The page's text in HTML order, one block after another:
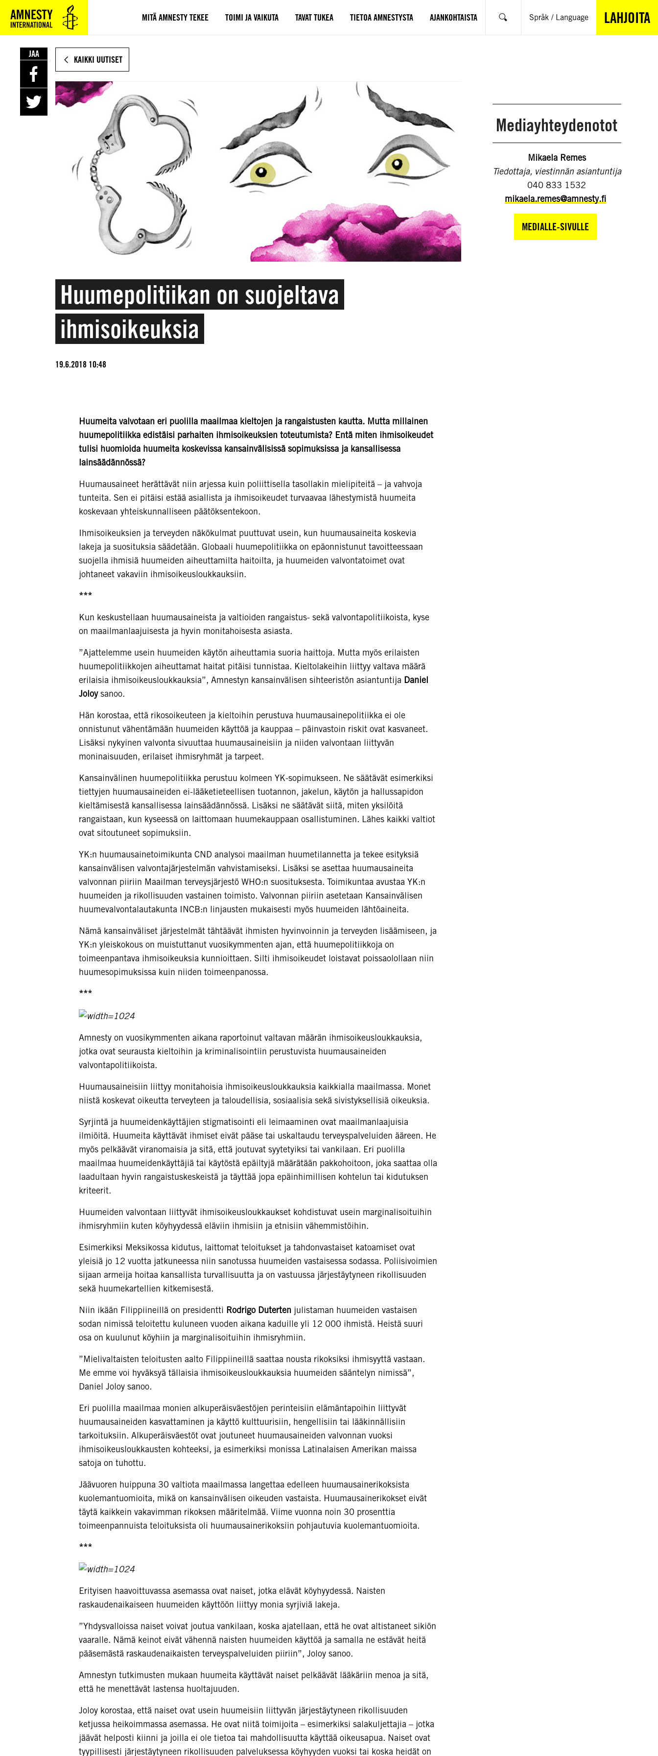
VARSINAISEEN
SISÄLTÖÖN
MITÄ AMNESTY TEKEE TOIMI JA VAIKUTA TAVAT TUKEA TIETOA AMNESTYSTA AJANKOHTAISTA Hae Språk / Language LAHJOITA
KAIKKI UUTISET
Huumepolitiikan on suojeltava
ihmisoikeuksia
19.6.2018 10:48
Huumeita valvotaan eri puolilla maailmaa kieltojen ja rangaistusten kautta. Mutta millainen
huumepolitiikka edistäisi parhaiten ihmisoikeuksien toteutumista? Entä miten ihmisoikeudet
tulisi huomioida huumeita koskevissa kansainvälisissä sopimuksissa ja kansallisessa
lainsäädännössä?
Huumausaineet herättävät niin arjessa kuin poliittisella tasollakin mielipiteitä – ja vahvoja
tunteita. Sen ei pitäisi estää asiallista ja ihmisoikeudet turvaavaa lähestymistä huumeita
koskevaan yhteiskunnalliseen päätöksentekoon.
Ihmisoikeuksien ja terveyden näkökulmat puuttuvat usein, kun huumausaineita koskevia
lakeja ja suosituksia säädetään. Globaali huumepolitiikka on epäonnistunut tavoitteessaan
suojella ihmisiä huumeiden aiheuttamilta haitoilta, ja huumeiden valvontatoimet ovat
johtaneet vakaviin ihmisoikeusloukkauksiin.
***
Kun keskustellaan huumausaineista ja valtioiden rangaistus- sekä valvontapolitiikoista, kyse
on maailmanlaajuisesta ja hyvin monitahoisesta asiasta.
”Ajattelemme usein huumeiden käytön aiheuttamia suoria haittoja. Mutta myös erilaisten
huumepolitiikkojen aiheuttamat haitat pitäisi tunnistaa. Kieltolakeihin liittyy valtava määrä
erilaisia ihmisoikeusloukkauksia”, Amnestyn kansainvälisen sihteeristön asiantuntija Daniel
Joloysanoo.
Hän korostaa, että rikosoikeuteen ja kieltoihin perustuva huumausainepolitiikka ei ole
onnistunut vähentämään huumeiden käyttöä ja kauppaa – päinvastoin riskit ovat kasvaneet.
Lisäksi nykyinen valvonta sivuuttaa huumausaineisiin ja niiden valvontaan liittyvän
moninaisuuden, erilaiset ihmisryhmät ja tarpeet.
Kansainvälinen huumepolitiikka perustuu kolmeen YK-sopimukseen. Ne säätävät esimerkiksi
tiettyjen huumausaineiden ei-lääketieteellisen tuotannon, jakelun, käytön ja hallussapidon
kieltämisestä kansallisessa lainsäädännössä. Lisäksi ne säätävät siitä, miten yksilöitä
rangaistaan, kun kyseessä on laittomaan huumekauppaan osallistuminen. Lähes kaikki valtiot
ovat sitoutuneet sopimuksiin.
YK:n huumausainetoimikunta CND analysoi maailman huumetilannetta ja tekee esityksiä
kansainvälisen valvontajärjestelmän vahvistamiseksi. Lisäksi se asettaa huumausaineita
valvonnan piiriin Maailman terveysjärjestö WHO:n suosituksesta. Toimikuntaa avustaa YK:n
huumeiden ja rikollisuuden vastainen toimisto. Valvonnan piiriin asetetaan Kansainvälisen
huumevalvontalautakunta INCB:n linjausten mukaisesti myös huumeiden lähtöaineita.
Nämä kansainväliset järjestelmät tähtäävät ihmisten hyvinvoinnin ja terveyden lisäämiseen, ja
YK:n yleiskokous on muistuttanut vuosikymmenten ajan, että huumepolitiikkoja on
toimeenpantava ihmisoikeuksia kunnioittaen. Silti ihmisoikeudet loistavat poissaolollaan niin
huumesopimuksissa kuin niiden toimeenpanossa.
***
Amnesty on vuosikymmenten aikana raportoinut valtavan määrän ihmisoikeusloukkauksia,
jotka ovat seurausta kieltoihin ja kriminalisointiin perustuvista huumausaineiden
valvontapolitiikoista.
Huumausaineisiin liittyy monitahoisia ihmisoikeusloukkauksia kaikkialla maailmassa. Monet
niistä koskevat oikeutta terveyteen ja taloudellisia, sosiaalisia sekä sivistyksellisiä oikeuksia.
Syrjintä ja huumeidenkäyttäjien stigmatisointi eli leimaaminen ovat maailmanlaajuisia
ilmiöitä. Huumeita käyttävät ihmiset eivät pääse tai uskaltaudu terveyspalveluiden ääreen. He
myös pelkäävät viranomaisia ja sitä, että joutuvat syytetyiksi tai vankilaan. Eri puolilla
maailmaa huumeidenkäyttäjiä tai käytöstä epäiltyjä määrätään pakkohoitoon, joka saattaa olla
laadultaan hyvin rangaistuskeskeistä ja täyttää jopa epäinhimillisen kohtelun tai kidutuksen
kriteerit.
Huumeiden valvontaan liittyvät ihmisoikeusloukkaukset kohdistuvat usein marginalisoituihin
ihmisryhmiin kuten köyhyydessä eläviin ihmisiin ja etnisiin vähemmistöihin.
Esimerkiksi Meksikossa kidutus, laittomat teloitukset ja tahdonvastaiset katoamiset ovat
yleisiä jo 12 vuotta jatkuneessa niin sanotussa huumeiden vastaisessa sodassa. Poliisivoimien
sijaan armeija hoitaa kansallista turvallisuutta ja on vastuussa järjestäytyneen rikollisuuden
sekä huumekartellien kitkemisestä.
Niin ikään Filippiineillä on presidentti Rodrigo Duterten julistaman huumeiden vastaisen
sodan nimissä teloitettu kuluneen vuoden aikana kaduille yli 12 000 ihmistä. Heistä suuri
osa on kuulunut köyhiin ja marginalisoituihin ihmisryhmiin.
”Mielivaltaisten teloitusten aalto Filippiineillä saattaa nousta rikoksiksi ihmisyyttä vastaan.
Me emme voi hyväksyä tällaisia ihmisoikeusloukkauksia huumeiden sääntelyn nimissä”,
Daniel Joloy sanoo.
Eri puolilla maailmaa monien alkuperäisväestöjen perinteisiin elämäntapoihin liittyvät
huumausaineiden kasvattaminen ja käyttö kulttuurisiin, hengellisiin tai lääkinnällisiin
tarkoituksiin. Alkuperäisväestöt ovat joutuneet huumausaineiden valvonnan vuoksi
ihmisoikeusloukkausten kohteeksi, ja esimerkiksi monissa Latinalaisen Amerikan maissa
satoja on tuhottu.
Jäävuoren huippuna 30 valtiota maailmassa langettaa edelleen huumausainerikoksista
kuolemantuomioita, mikä on kansainvälisen oikeuden vastaista. Huumausainerikokset eivät
täytä kaikkein vakavimman rikoksen määritelmää. Viime vuonna noin 30 prosenttia
toimeenpannuista teloituksista oli huumausainerikoksiin pohjautuvia kuolemantuomioita.
***
Erityisen haavoittuvassa asemassa ovat naiset, jotka elävät köyhyydessä. Naisten
raskaudenaikaiseen huumeiden käyttöön liittyy monia syrjiviä lakeja.
”Yhdysvalloissa naiset voivat joutua vankilaan, koska ajatellaan, että he ovat altistaneet sikiön
vaaralle. Nämä keinot eivät vähennä naisten huumeiden käyttöä ja samalla ne estävät heitä
pääsemästä raskaudenaikaisten terveyspalveluiden piiriin”, Joloy sanoo.
Amnestyn tutkimusten mukaan huumeita käyttävät naiset pelkäävät lääkäriin menoa ja sitä,
että he menettävät lastensa huoltajuuden.
Joloy korostaa, että naiset ovat usein huumeisiin liittyvän järjestäytyneen rikollisuuden
ketjussa heikoimmassa asemassa. He ovat niitä toimijoita – esimerkiksi salakuljettajia – jotka
jäävät helposti kiinni ja joilla ei ole tietoa tai mahdollisuutta käyttää oikeusapua. Naiset ovat
tyypillisesti järjestäytyneen rikollisuuden palveluksessa köyhyyden vuoksi tai koska heidät on
JAA
Mediayhteydenotot
Mikaela Remes
Tiedottaja, viestinnän asiantuntija
040 833 1532
mikaela.remes@amnesty.fi
MEDIALLE-SIVULLE